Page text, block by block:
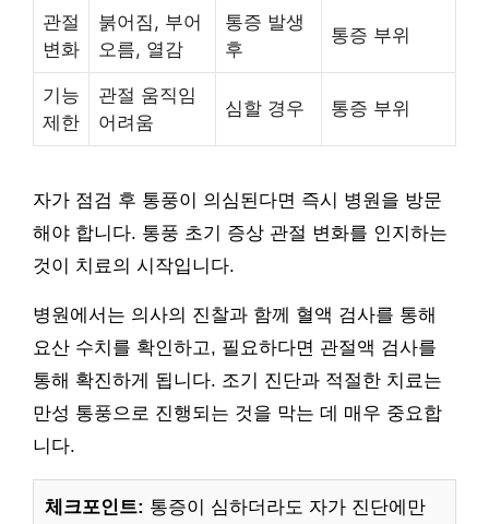
관절
변화
붉어짐, 부어
오름, 열감
통증 발생
후
통증 부위
기능
제한
관절 움직임
어려움
심할 경우 통증 부위
자가 점검 후 통풍이 의심된다면 즉시 병원을 방문
해야 합니다. 통풍 초기 증상 관절 변화를 인지하는
것이 치료의 시작입니다.
병원에서는 의사의 진찰과 함께 혈액 검사를 통해
요산 수치를 확인하고, 필요하다면 관절액 검사를
통해 확진하게 됩니다. 조기 진단과 적절한 치료는
만성 통풍으로 진행되는 것을 막는 데 매우 중요합
니다.
체크포인트: 통증이 심하더라도 자가 진단에만